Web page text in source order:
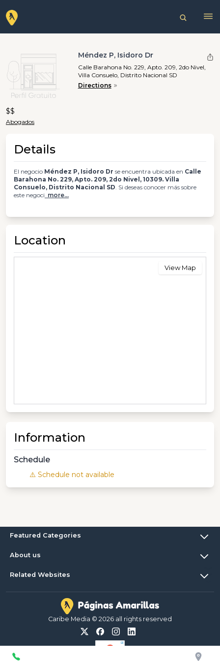
Méndez P, Isidoro Dr
Calle Barahona No. 229, Apto. 209, 2do Nivel,
Villa Consuelo, Distrito Nacional SD
Directions
$$
Abogados
Details
El negocio Méndez P, Isidoro Dr se encuentra ubicada en Calle
Barahona No. 229, Apto. 209, 2do Nivel, 10309. Villa
Consuelo, Distrito Nacional SD. Si deseas conocer más sobre
este negoci more...
Location
View Map
Information
Schedule
⚠️ Schedule not available
Featured Categories
About us
Related Websites
Caribe Media © 2026 all rights reserved